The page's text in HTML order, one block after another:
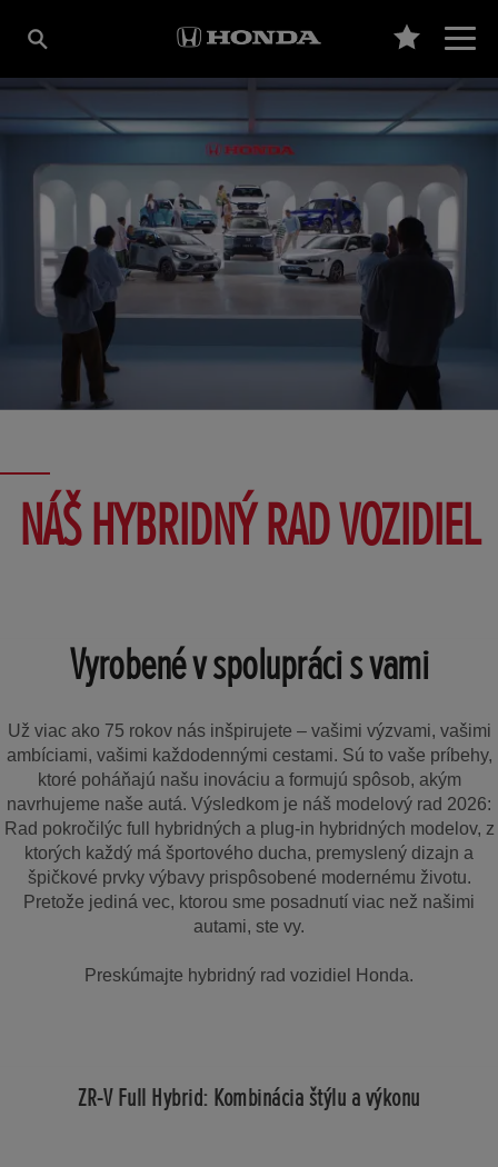
NÁŠ HYBRIDNÝ RAD VOZIDIEL
Vyrobené v spolupráci s vami
Už viac ako 75 rokov nás inšpirujete – vašimi výzvami, vašimi
ambíciami, vašimi každodennými cestami. Sú to vaše príbehy,
ktoré poháňajú našu inováciu a formujú spôsob, akým
navrhujeme naše autá. Výsledkom je náš modelový rad 2026:
Rad pokročilýc full hybridných a plug-in hybridných modelov, z
ktorých každý má športového ducha, premyslený dizajn a
špičkové prvky výbavy prispôsobené modernému životu.
Pretože jediná vec, ktorou sme posadnutí viac než našimi
autami, ste vy.
Preskúmajte hybridný rad vozidiel Honda.
ZR-V Full Hybrid: Kombinácia štýlu a výkonu